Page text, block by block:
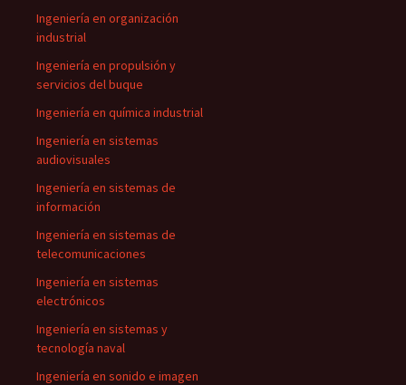
Ingeniería en organización
industrial
Ingeniería en propulsión y
servicios del buque
Ingeniería en química industrial
Ingeniería en sistemas
audiovisuales
Ingeniería en sistemas de
información
Ingeniería en sistemas de
telecomunicaciones
Ingeniería en sistemas
electrónicos
Ingeniería en sistemas y
tecnología naval
Ingeniería en sonido e imagen